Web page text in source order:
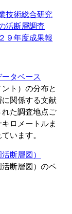
技術総合研究
活断層調査
９年度成果報
タベース
ト）の分布と
関係する文献
た調査地点ご
ロメートルま
います。
断層図）
断層図）のペ